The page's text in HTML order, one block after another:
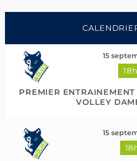
Charger plus Suivre
15
PREMIER
VOLLEY
15